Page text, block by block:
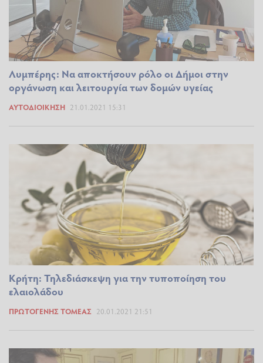
Λυμπέρης: Να αποκτήσουν ρόλο οι Δήμοι στην
οργάνωση και λειτουργία των δομών υγείας
ΑΥΤΟΔΙΟΊΚΗΣΗ 21.01.2021 15:31
Κρήτη: Τηλεδιάσκεψη για την τυποποίηση του
ελαιολάδου
ΠΡΩΤΟΓΕΝΉΣ ΤΟΜΈΑΣ 20.01.2021 21:51